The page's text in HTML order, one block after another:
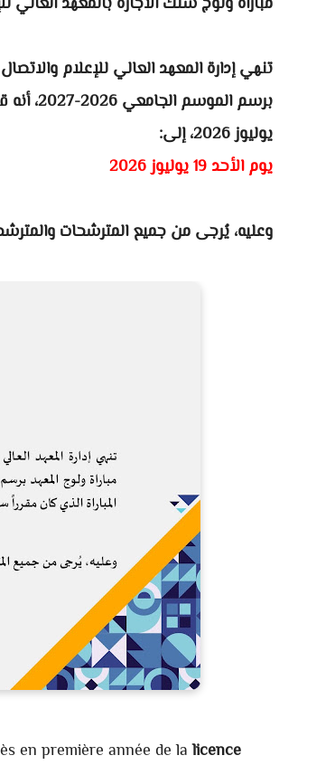
تنهي إدارة المعهد العالي للإعلام
يوليوز 2026، إلى:
يوم الأحد 19 يوليوز 2026
وعليه، يُرجى من جميع المترشحات
en première année de lalicence